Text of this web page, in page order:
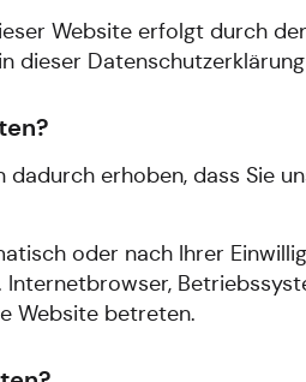
Website erfolgt durch
dieser
erhoben, dass Sie
oder nach Ihrer
Internetbrowser,
Website betreten.